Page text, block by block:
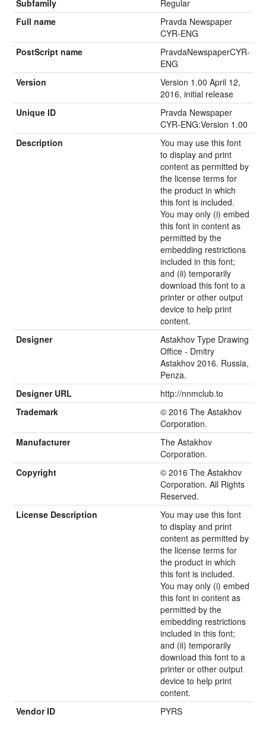
Subfamily
Regular
Full name
Pravda Newspaper
CYR-ENG
PostScript name
PravdaNewspaperCYR-
ENG
Version
Version 1.00 April 12,
2016, initial release
Unique ID
Pravda Newspaper
CYR-ENG:Version 1.00
Description
You may use this font
to display and print
content as permitted by
the license terms for
the product in which
this font is included.
You may only (i) embed
this font in content as
permitted by the
embedding restrictions
included in this font;
and (ii) temporarily
download this font to a
printer or other output
device to help print
content.
Designer
Astakhov Type Drawing
Office - Dmitry
Astakhov 2016. Russia,
Penza.
Designer URL
http://nnmclub.to
Trademark
© 2016 The Astakhov
Corporation.
Manufacturer
The Astakhov
Corporation.
Copyright
© 2016 The Astakhov
Corporation. All Rights
Reserved.
License Description
You may use this font
to display and print
content as permitted by
the license terms for
the product in which
this font is included.
You may only (i) embed
this font in content as
permitted by the
embedding restrictions
included in this font;
and (ii) temporarily
download this font to a
printer or other output
device to help print
content.
Vendor ID
PYRS